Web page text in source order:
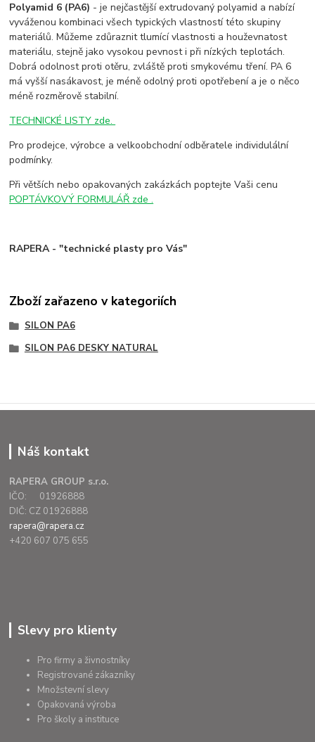
Polyamid 6 (PA6) - je nejčastější extrudovaný polyamid a nabízí
vyváženou kombinaci všech typických vlastností této skupiny
materiálů. Můžeme zdůraznit tlumící vlastnosti a houževnatost
materiálu, stejně jako vysokou pevnost i při nízkých teplotách.
Dobrá odolnost proti otěru, zvláště proti smykovému tření. PA 6
má vyšší nasákavost, je méně odolný proti opotřebení a je o něco
méně rozměrově stabilní.
TECHNICKÉ LISTY zde.
Pro prodejce, výrobce a velkoobchodní odběratele individulální
podmínky.
Při větších nebo opakovaných zakázkách poptejte Vaši cenu
POPTÁVKOVÝ FORMULÁŘ zde .
RAPERA - "technické plasty pro Vás"
Zboží zařazeno v kategoriích
SILON PA6
SILON PA6 DESKY NATURAL
Náš kontakt
RAPERA GROUP s.r.o.
IČO: 01926888
DIČ: CZ 01926888
rapera@rapera.cz
+420 607 075 655
Slevy pro klienty
Pro firmy a živnostníky
Registrované zákazníky
Množstevní slevy
Opakovaná výroba
Pro školy a instituce